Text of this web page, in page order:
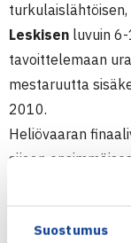
Suostumus
Leskisen luvuin
tavoittelemaan
mestaruutta
2010.
Heliövaaran
sijaan
loppuottelussa.
Mika Kososen,
ottelussa